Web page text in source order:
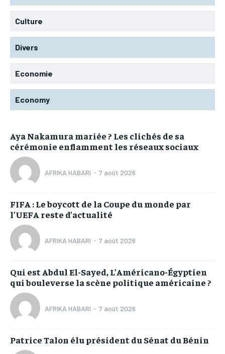
Culture
Divers
Economie
Economy
Aya Nakamura mariée ? Les clichés de sa
cérémonie enflamment les réseaux sociaux
AFRIKA HABARI - 7 août 2026
FIFA : Le boycott de la Coupe du monde par
l’UEFA reste d’actualité
AFRIKA HABARI - 7 août 2026
Qui est Abdul El-Sayed, L’Américano-Égyptien
qui bouleverse la scène politique américaine ?
AFRIKA HABARI - 7 août 2026
Patrice Talon élu président du Sénat du Bénin